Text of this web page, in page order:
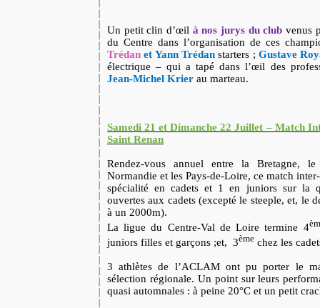
Un petit clin d’œil à nos jurys du clubvenus
du Centre dans l’organisation de ces
Trédan et Yann Trédan starters ;Gustave
électrique – qui a tapé dans l’œil des
Jean-Michel Krier au marteau.
Samedi 21 et Dimanche 22 Juillet – Match
Saint Renan
Rendez-vous annuel entre la Bretagne,
Normandie et les Pays-de-Loire, ce match
spécialité en cadets et 1 en juniors sur la
ouvertes aux cadets (excepté le steeple, et, le
à un 2000m).
La ligue du Centre-Val de Loire termine 4
juniors filles et garçons ;et, 3ème chez les
3 athlètes de l’ACLAM ont pu porter le
sélection régionale. Un point sur leurs
quasi automnales : à peine 20°C et un petit